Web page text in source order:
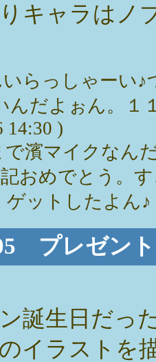
キャラはノ
らっしゃーい♪
んだよぉん。１
14:30 )
で濱マイクなん
おめでとう。
ゲットしたよん
プレゼン
誕生日だっ
イラストを